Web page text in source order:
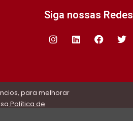
Siga nossas Redes
para melhorar
Política de